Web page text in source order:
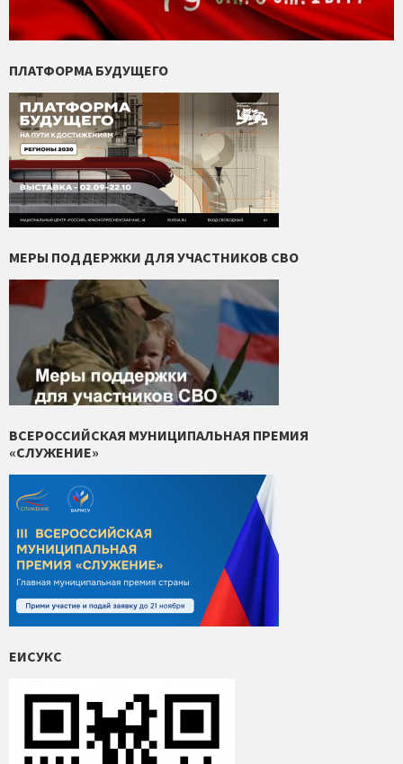
ПЛАТФОРМА БУДУЩЕГО
МЕРЫ ПОДДЕРЖКИ ДЛЯ УЧАСТНИКОВ СВО
ВСЕРОССИЙСКАЯ МУНИЦИПАЛЬНАЯ ПРЕМИЯ
«СЛУЖЕНИЕ»
ЕИСУКС